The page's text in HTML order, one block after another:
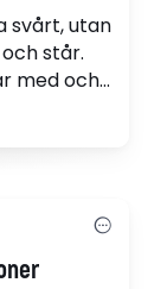
svårt, utan
står.
med och